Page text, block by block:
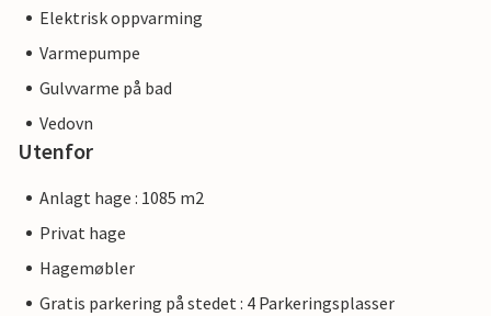
Elektrisk oppvarming
Varmepumpe
Gulvvarme på bad
Vedovn
Utenfor
Anlagt hage : 1085 m2
Privat hage
Hagemøbler
Gratis parkering på stedet : 4 Parkeringsplasser